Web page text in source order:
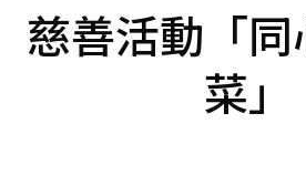
慈善活動「
菜」